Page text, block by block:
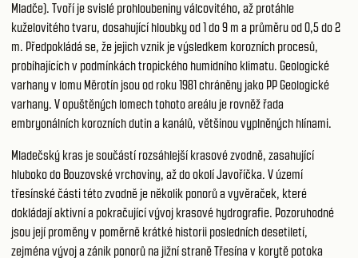
Mladče). Tvoří je svislé prohloubeniny válcovitého, až protáhle
kuželovitého tvaru, dosahující hloubky od 1 do 9 m a průměru od 0,5 do 2
m. Předpokládá se, že jejich vznik je výsledkem korozních procesů,
probíhajících v podmínkách tropického humidního klimatu. Geologické
varhany v lomu Měrotín jsou od roku 1981 chráněny jako PP Geologické
varhany. V opuštěných lomech tohoto areálu je rovněž řada
embryonálních korozních dutin a kanálů, většinou vyplněných hlínami.
Mladečský kras je součástí rozsáhlejší krasové zvodně, zasahující
hluboko do Bouzovské vrchoviny, až do okolí Javoříčka. V území
třesínské části této zvodně je několik ponorů a vyvěraček, které
dokládají aktivní a pokračující vývoj krasové hydrografie. Pozoruhodné
jsou její proměny v poměrně krátké historii posledních desetiletí,
zejména vývoj a zánik ponorů na jižní straně Třesína v korytě potoka